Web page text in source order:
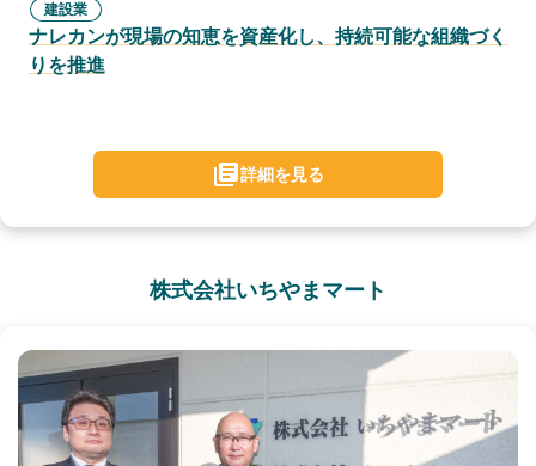
建設業
ナレカンが現場の知恵を資産化し、持続可能な組織づく
りを推進
詳細を見る
株式会社いちやまマート